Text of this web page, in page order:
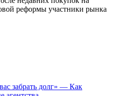
реформы участники рынка